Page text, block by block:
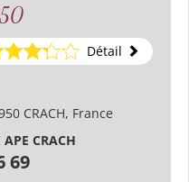
Détail
CRACH, France
APE CRACH
69